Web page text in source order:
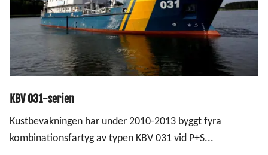
Vattenskoter
UAS - Unmanned Aircraft System
KBV 031-serien
Kustbevakningen har under 2010-2013 byggt fyra
kombinationsfartyg av typen KBV 031 vid P+S...